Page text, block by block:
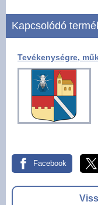
Közérdekű
Galéria
Pályázatok
Alsórajk
Kapcsolódó
Tevékenységre,
Facebook